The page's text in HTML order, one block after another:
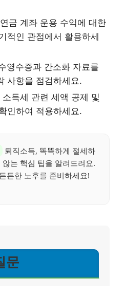
금 계좌 운용 수익에 대한
적인 관점에서 활용하세
영수증과 간소화 자료를
사항을 점검하세요.
소득세 관련 세액 공제 및
인하여 적용하세요.
퇴직소득, 똑똑하게 절세하
는 핵심 팁을 알려드려요.
든한 노후를 준비하세요!
문